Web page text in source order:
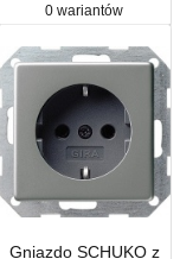
0 wariantów
Gniazdo SCHUKO z